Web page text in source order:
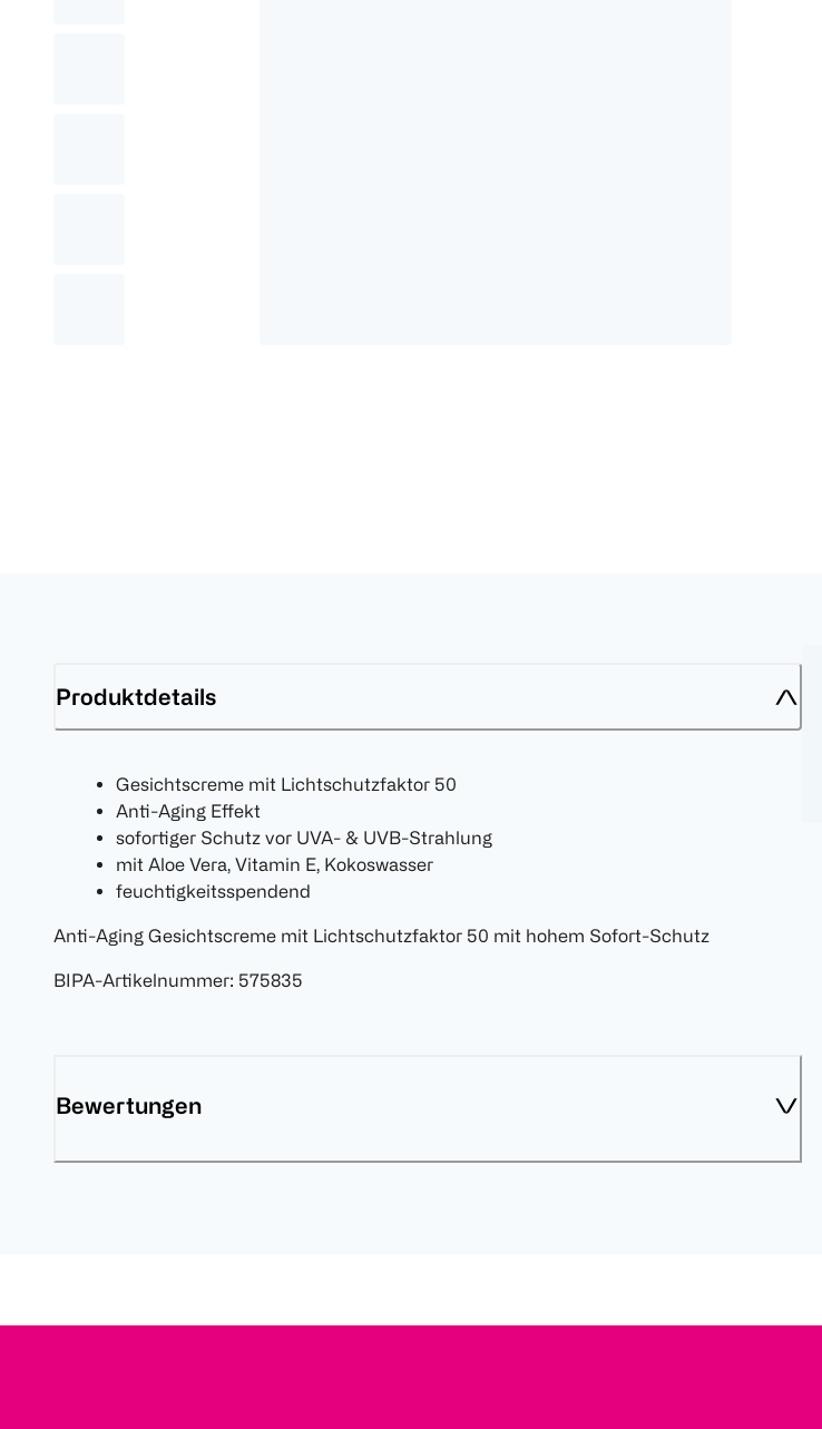
Produktdetails
Gesichtscreme mit Lichtschutzfaktor 50
Anti-Aging Effekt
sofortiger Schutz vor UVA- & UVB-Strahlung
mit Aloe Vera, Vitamin E, Kokoswasser
feuchtigkeitsspendend
Anti-Aging Gesichtscreme mit Lichtschutzfaktor 50 mit hohem Sofort-Schutz
BIPA-Artikelnummer: 575835
Bewertungen